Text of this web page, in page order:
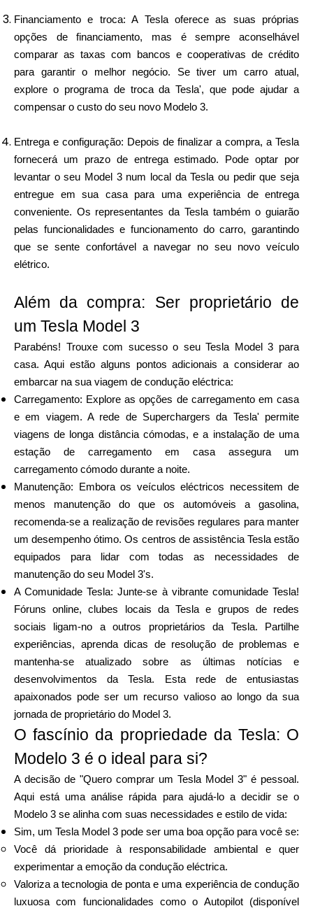
Financiamento e troca: A Tesla oferece as suas próprias
opções de financiamento, mas é sempre aconselhável
comparar as taxas com bancos e cooperativas de crédito
para garantir o melhor negócio. Se tiver um carro atual,
explore o programa de troca da Tesla', que pode ajudar a
compensar o custo do seu novo Modelo 3.
Entrega e configuração: Depois de finalizar a compra, a Tesla
fornecerá um prazo de entrega estimado. Pode optar por
levantar o seu Model 3 num local da Tesla ou pedir que seja
entregue em sua casa para uma experiência de entrega
conveniente. Os representantes da Tesla também o guiarão
pelas funcionalidades e funcionamento do carro, garantindo
que se sente confortável a navegar no seu novo veículo
elétrico.
Além da compra: Ser proprietário de
um Tesla Model 3
Parabéns! Trouxe com sucesso o seu Tesla Model 3 para
casa. Aqui estão alguns pontos adicionais a considerar ao
embarcar na sua viagem de condução eléctrica:
Carregamento: Explore as opções de carregamento em casa
e em viagem. A rede de Superchargers da Tesla' permite
viagens de longa distância cómodas, e a instalação de uma
estação de carregamento em casa assegura um
carregamento cómodo durante a noite.
Manutenção: Embora os veículos eléctricos necessitem de
menos manutenção do que os automóveis a gasolina,
recomenda-se a realização de revisões regulares para manter
um desempenho ótimo. Os centros de assistência Tesla estão
equipados para lidar com todas as necessidades de
manutenção do seu Model 3's.
A Comunidade Tesla: Junte-se à vibrante comunidade Tesla!
Fóruns online, clubes locais da Tesla e grupos de redes
sociais ligam-no a outros proprietários da Tesla. Partilhe
experiências, aprenda dicas de resolução de problemas e
mantenha-se atualizado sobre as últimas notícias e
desenvolvimentos da Tesla. Esta rede de entusiastas
apaixonados pode ser um recurso valioso ao longo da sua
jornada de proprietário do Model 3.
O fascínio da propriedade da Tesla: O
Modelo 3 é o ideal para si?
A decisão de "Quero comprar um Tesla Model 3" é pessoal.
Aqui está uma análise rápida para ajudá-lo a decidir se o
Modelo 3 se alinha com suas necessidades e estilo de vida:
Sim, um Tesla Model 3 pode ser uma boa opção para você se:
Você dá prioridade à responsabilidade ambiental e quer
experimentar a emoção da condução eléctrica.
Valoriza a tecnologia de ponta e uma experiência de condução
luxuosa com funcionalidades como o Autopilot (disponível